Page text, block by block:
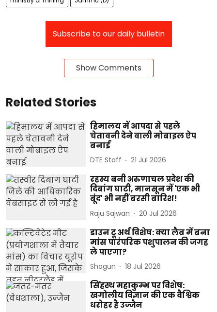
Subscribe to our daily bulletin
Show Comments
Related Stories
हिमालय में आपदा से पहले
चेतावनी देने वाली मोबाइल ऐप
बनाई
DTE Staff 21 Jul 2026
रहस्य बनी अरुणाचल प्रदेश की
दिबांग घाटी, मानसून में 'एक भी
बूंद' भी नहीं बरसी बारिश!
Raju Sajwan 20 Jul 2026
डाउन टू अर्थ विशेष: क्या लैब में बना
मांस पारंपरिक पशुपालन की जगह
ले पाएगा?
Shagun 18 Jul 2026
सिंहस्थ महाकुम्भ पर विशेष:
खगोलीय विज्ञान की एक वैश्विक
धरोहर है उज्जैन